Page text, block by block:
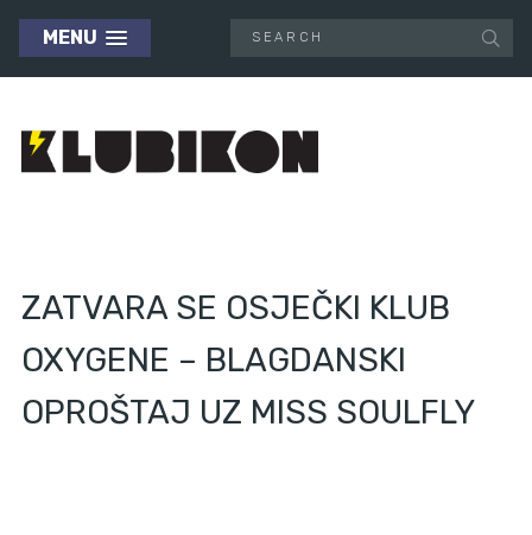
MENU
ZATVARA SE OSJEČKI KLUB
OXYGENE – BLAGDANSKI
OPROŠTAJ UZ MISS SOULFLY